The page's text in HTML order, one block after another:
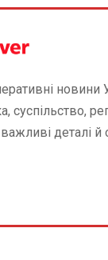
новини
суспільство,
деталі